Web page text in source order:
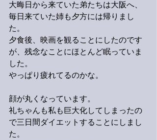
大晦日から来ていた弟たちは大阪へ、
毎日来ていた姉も夕方には帰りまし
た。
夕食後、映画を観ることにしたのです
が、残念なことにほとんど眠っていま
した。
やっぱり疲れてるのかな。
顔が丸くなっています。
礼ちゃんも私も巨大化してしまったの
で三日間ダイエットすることにしまし
た。